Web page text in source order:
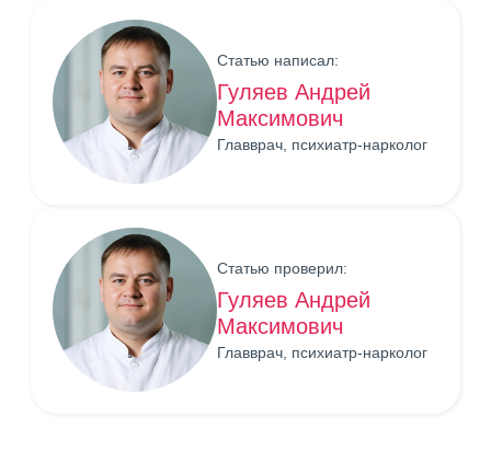
Статью написал:
Гуляев Андрей
Максимович
Главврач, психиатр-нарколог
Статью проверил:
Гуляев Андрей
Максимович
Главврач, психиатр-нарколог